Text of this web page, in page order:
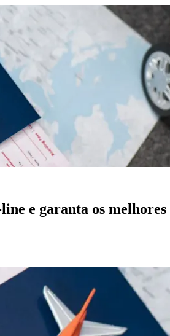
e garanta os melhores